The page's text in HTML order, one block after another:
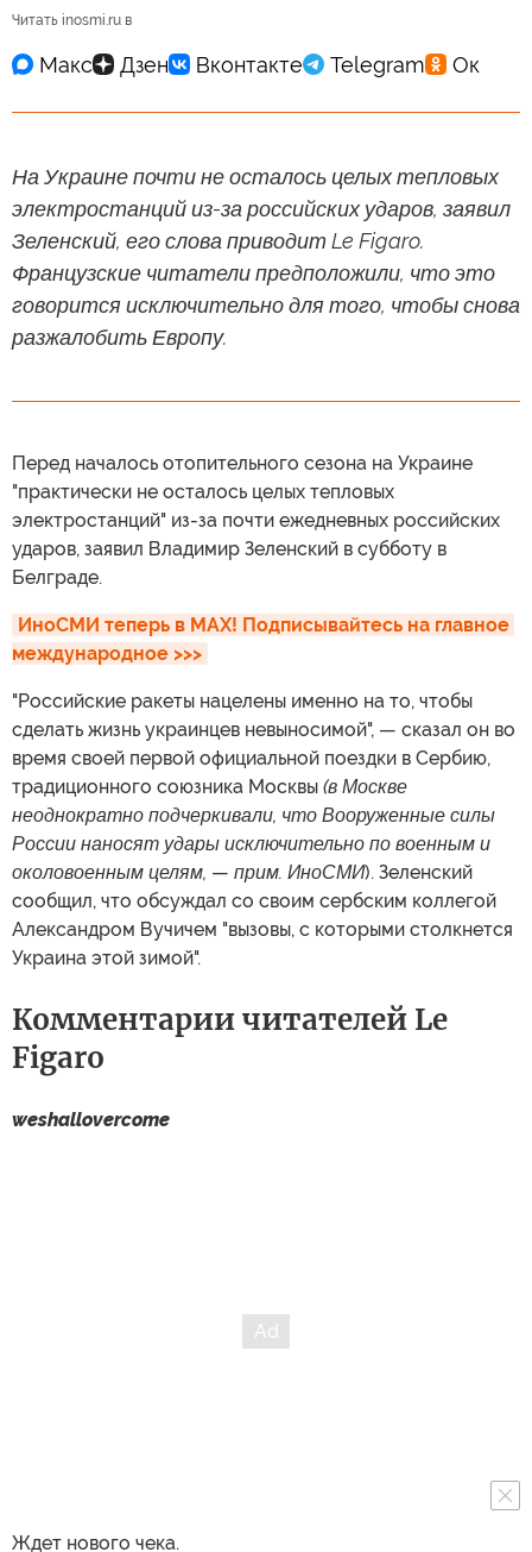
Читать inosmi.ru в
На Украине почти не осталось целых тепловых
электростанций из-за российских ударов, заявил
Зеленский, его слова приводит Le Figaro.
Французские читатели предположили, что это
говорится исключительно для того, чтобы снова
разжалобить Европу.
Перед началось отопительного сезона на Украине
"практически не осталось целых тепловых
электростанций" из-за почти ежедневных российских
ударов, заявил Владимир Зеленский в субботу в
Белграде.
ИноСМИ теперь в MAX! Подписывайтесь на главное
международное >>>
"Российские ракеты нацелены именно на то, чтобы
сделать жизнь украинцев невыносимой", — сказал он во
время своей первой официальной поездки в Сербию,
традиционного союзника Москвы (в Москве
неоднократно подчеркивали, что Вооруженные силы
России наносят удары исключительно по военным и
околовоенным целям, — прим. ИноСМИ). Зеленский
сообщил, что обсуждал со своим сербским коллегой
Александром Вучичем "вызовы, с которыми столкнется
Украина этой зимой".
Комментарии читателей Le
Figaro
weshallovercome
Ждет нового чека.